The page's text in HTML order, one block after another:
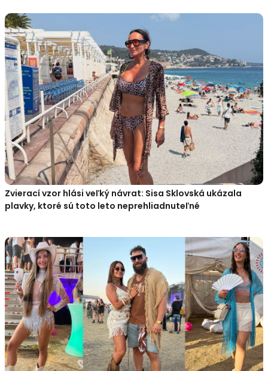
Zvierací vzor hlási veľký návrat: Sisa Sklovská ukázala
plavky, ktoré sú toto leto neprehliadnuteľné